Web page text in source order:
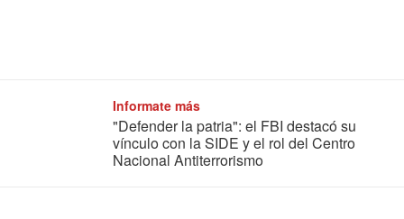
Informate más
"Defender la patria": el FBI destacó su
vínculo con la SIDE y el rol del Centro
Nacional Antiterrorismo